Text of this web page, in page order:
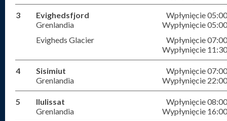
3
Evighedsfjord
Grenlandia
Wpłynięcie 05:00
Wypłynięcie 05:00
Evigheds Glacier
Wpłynięcie 07:00
Wypłynięcie 11:30
4
Sisimiut
Grenlandia
Wpłynięcie 07:00
Wypłynięcie 22:00
5
Ilulissat
Grenlandia
Wpłynięcie 08:00
Wypłynięcie 16:00